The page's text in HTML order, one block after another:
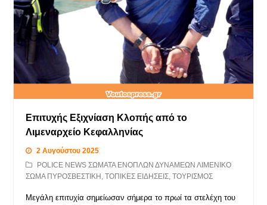
Επιτυχής Εξιχνίαση Κλοπής από το
Λιμεναρχείο Κεφαλληνίας
2 Αυγούστου 2025
POLICE NEWS ΣΩΜΑΤΑ ΕΝΟΠΛΩΝ ΔΥΝΑΜΕΩΝ ΛΙΜΕΝΙΚΟ
ΣΩΜΑ ΠΥΡΟΣΒΕΣΤΙΚΗ ,ΤΟΠΙΚΕΣ ΕΙΔΗΣΕΙΣ,ΤΟΥΡΙΣΜΟΣ
Μεγάλη επιτυχία σημείωσαν σήμερα το πρωί τα στελέχη του